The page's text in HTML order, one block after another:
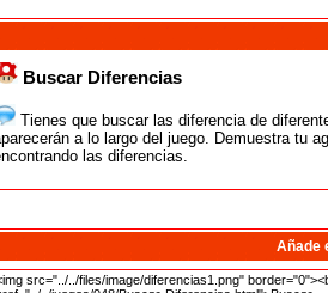
Buscar Diferencias
Tienes que buscar las diferencia de
a lo largo del juego. Demuestra tu
las diferencias.
Añade